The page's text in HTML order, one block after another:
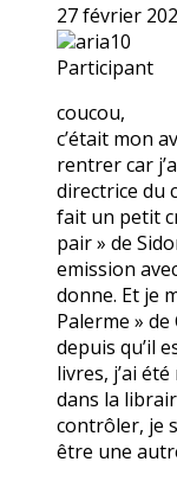
27 février
aria10
Participant
coucou,
c’était mon
rentrer car
directrice du
fait un petit
pair » de
emission
donne. Et je
Palerme »
depuis qu’il
livres, j’ai
dans la
contrôler, je
être une